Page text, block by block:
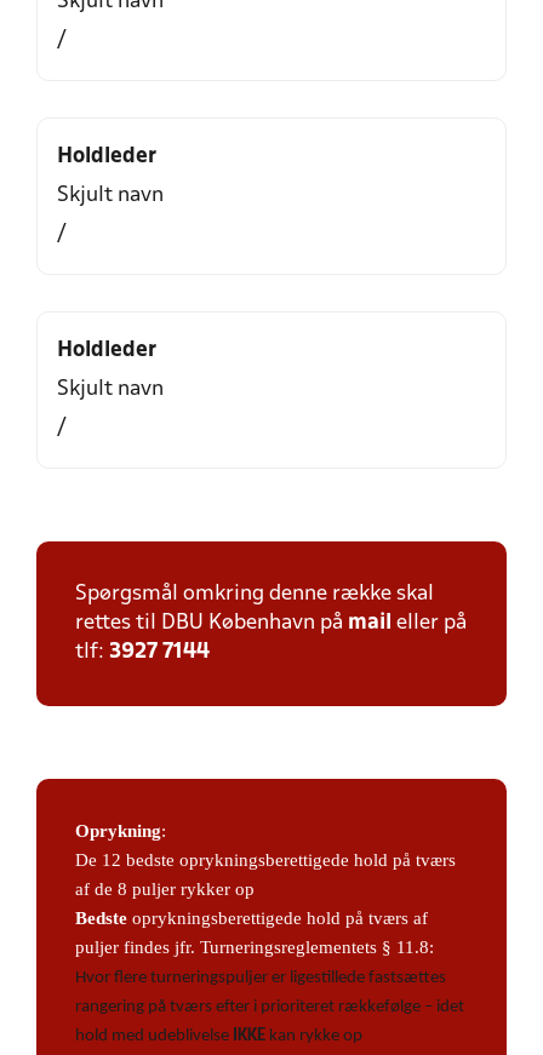
/
Holdleder
Skjult navn
/
Holdleder
Skjult navn
/
Spørgsmål omkring denne række skal
rettes til DBU København på mail eller på
tlf: 3927 7144
Oprykning:
De 12 bedste oprykningsberettigede hold på tværs
af de 8 puljer rykker op
Bedste oprykningsberettigede hold på tværs af
puljer findes jfr. Turneringsreglementets § 11.8:
Hvor flere turneringspuljer er ligestillede fastsættes
rangering på tværs efter i prioriteret rækkefølge – idet
hold med udeblivelse IKKE kan rykke op